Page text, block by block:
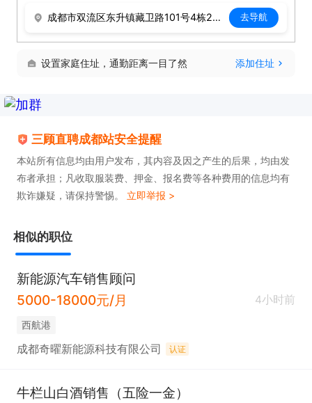
成都市双流区东升镇藏卫路101号4栋2单元3号大市场前门罗莎布艺旁 去导航
设置家庭住址，通勤距离一目了然 添加住址
三顾直聘成都站安全提醒
本站所有信息均由用户发布，其内容及因之产生的后果，均由发
布者承担；凡收取服装费、押金、报名费等各种费用的信息均有
欺诈嫌疑，请保持警惕。 立即举报 >
相似的职位
新能源汽车销售顾问
5000-18000元/月
4小时前
西航港
成都奇曜新能源科技有限公司 认证
牛栏山白酒销售（五险一金）